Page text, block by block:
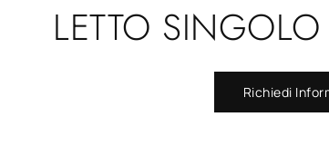
LETTO
Richiedi